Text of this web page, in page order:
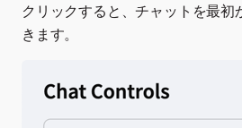
クリックすると、チャットを最初
きます。